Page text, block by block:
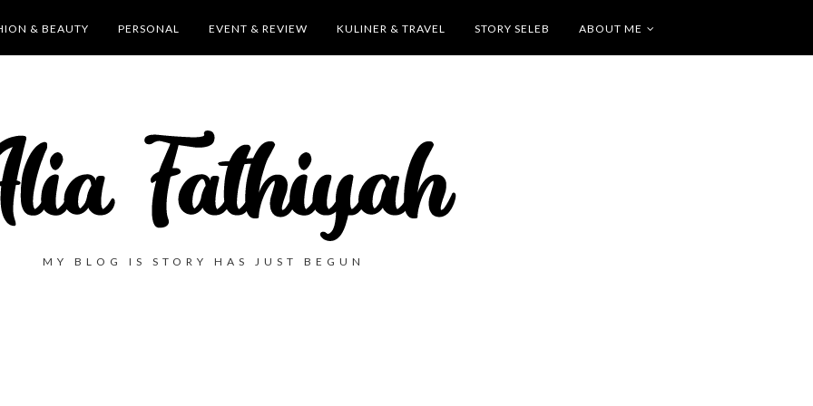
& BEAUTY PERSONAL EVENT & REVIEW KULINER & TRAVEL STORY SELEB ABOUT ME
MY BLOG IS STORY HAS JUST BEGUN